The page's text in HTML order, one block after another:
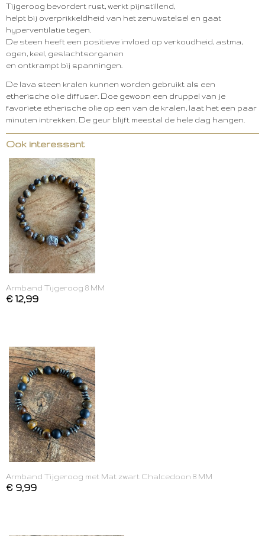
Tijgeroog bevordert rust, werkt pijnstillend,
helpt bij overprikkeldheid van het zenuwstelsel en gaat
hyperventilatie tegen.
De steen heeft een positieve invloed op verkoudheid, astma,
ogen, keel, geslachtsorganen
en ontkrampt bij spanningen.
De lava steen kralen kunnen worden gebruikt als een
etherische olie diffuser. Doe gewoon een druppel van je
favoriete etherische olie op een van de kralen, laat het een paar
minuten intrekken. De geur blijft meestal de hele dag hangen.
Ook interessant
Armband Tijgeroog 8 MM
€ 12,99
Armband Tijgeroog met Mat zwart Chalcedoon 8 MM
€ 9,99